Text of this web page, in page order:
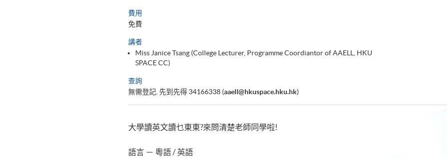
費用
免費
講者
Miss Janice Tsang (College Lecturer, Programme Coordiantor of AAELL, HKU
SPACE CC)
查詢
無需登記, 先到先得 34166338 (aaell@hkuspace.hku.hk)
大學讀英文讀乜東東?來問清楚老師同學啦!
語言 － 粵語 / 英語